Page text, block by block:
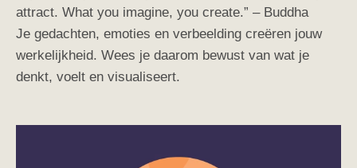
attract. What you imagine, you create.” – Buddha
Je gedachten, emoties en verbeelding creëren jouw
werkelijkheid. Wees je daarom bewust van wat je
denkt, voelt en visualiseert.